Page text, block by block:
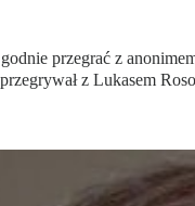
przegrać z
z Lukasem